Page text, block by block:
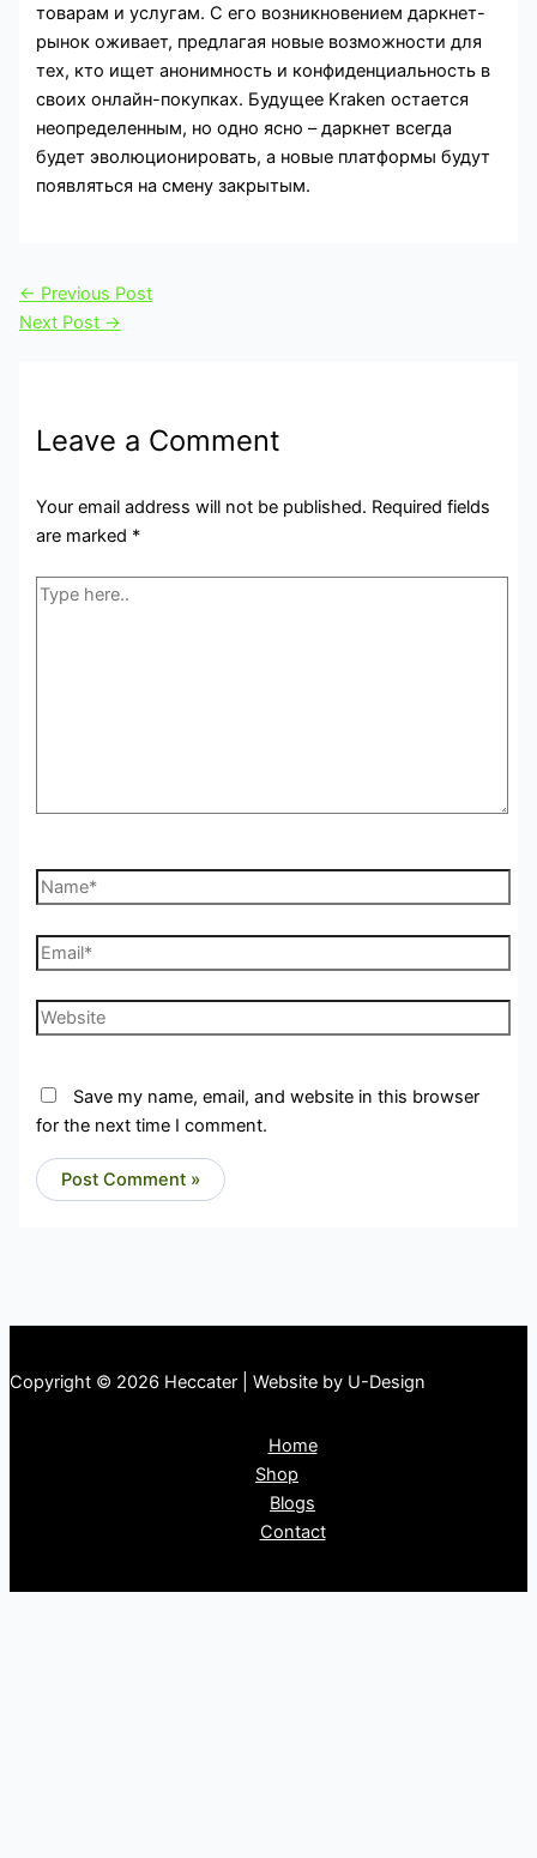
товарам и услугам. С его возникновением даркнет-
рынок оживает, предлагая новые возможности для
тех, кто ищет анонимность и конфиденциальность в
своих онлайн-покупках. Будущее Kraken остается
неопределенным, но одно ясно – даркнет всегда
будет эволюционировать, а новые платформы будут
появляться на смену закрытым.
← Previous Post
Next Post →
Leave a Comment
Your email address will not be published. Required fields
are marked *
Type
Name*
Email*
Website
Save my name, email, and website in this browser
for the next time I comment.
Copyright © 2026 Heccater | Website by U-Design
Home
Shop
Blogs
Contact